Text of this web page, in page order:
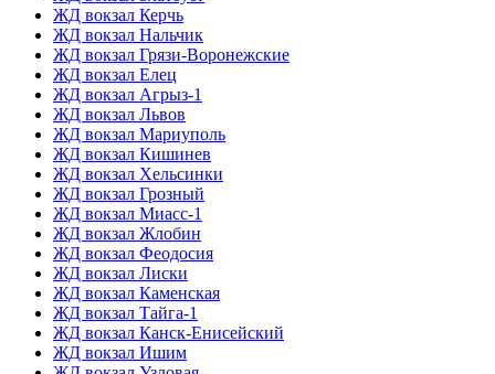
ЖД вокзал Керчь
ЖД вокзал Нальчик
ЖД вокзал Грязи-Воронежские
ЖД вокзал Елец
ЖД вокзал Агрыз-1
ЖД вокзал Львов
ЖД вокзал Мариуполь
ЖД вокзал Кишинев
ЖД вокзал Хельсинки
ЖД вокзал Грозный
ЖД вокзал Миасс-1
ЖД вокзал Жлобин
ЖД вокзал Феодосия
ЖД вокзал Лиски
ЖД вокзал Каменская
ЖД вокзал Тайга-1
ЖД вокзал Канск-Енисейский
ЖД вокзал Ишим